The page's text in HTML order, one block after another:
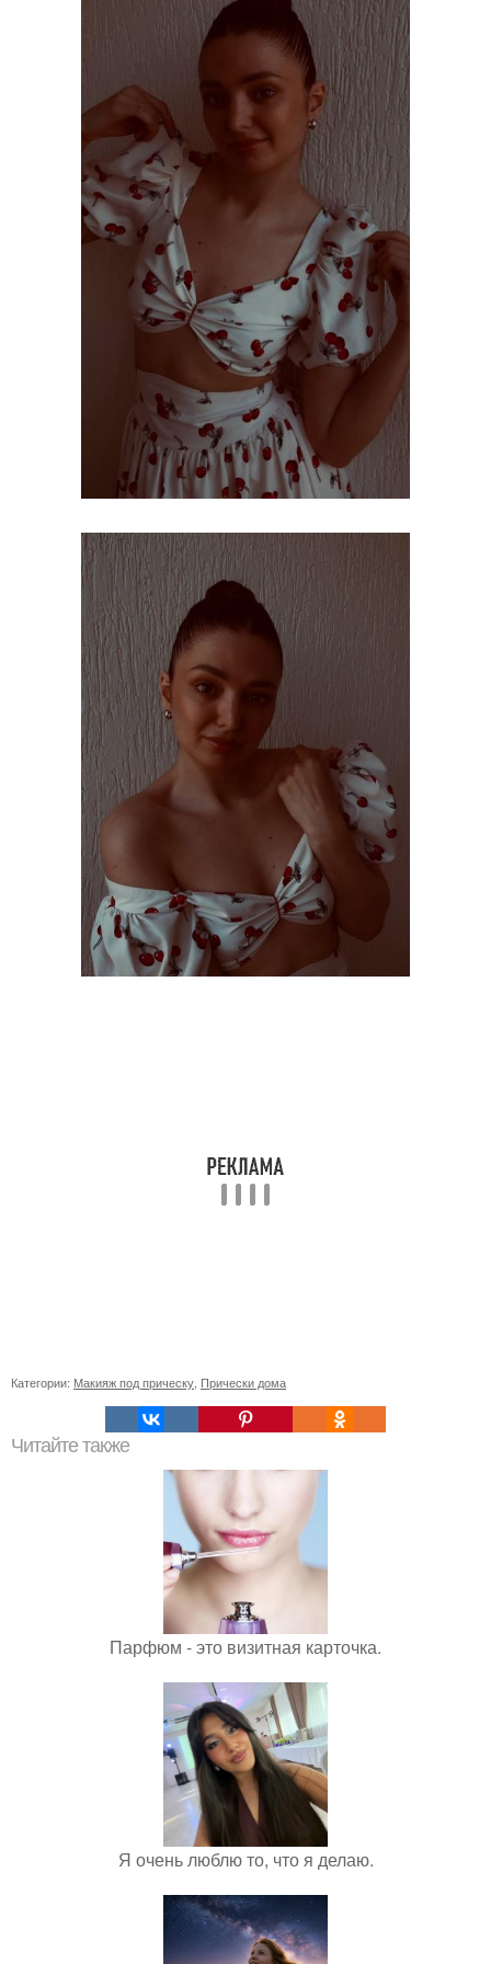
Категории: Макияж под прическу, Прически дома
Читайте также
Парфюм - это визитная карточка.
Я очень люблю то, что я делаю.